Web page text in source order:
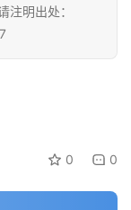
注明出处：
0 0